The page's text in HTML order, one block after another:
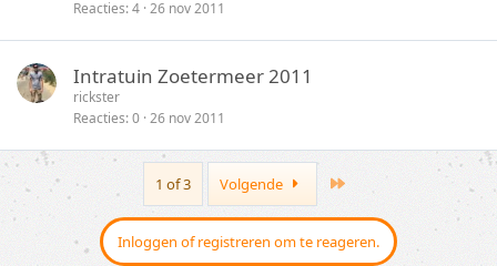
Reacties 4 26 nov 2011
Intratuin Zoetermeer 2011
rickster
Reacties 0 26 nov 2011
1 of 3 Volgende
Inloggen of registreren om te reageren.